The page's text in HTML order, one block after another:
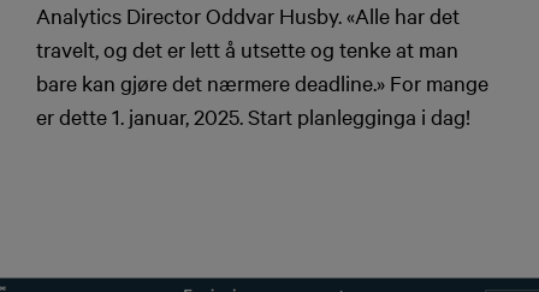
Analytics DirectorOddvar Husby. «Alle har det
travelt, og det er lett å utsette og tenke at man
bare kan gjøre det nærmere deadline.» For mange
er dette 1. januar, 2025. Start planlegginga i dag!